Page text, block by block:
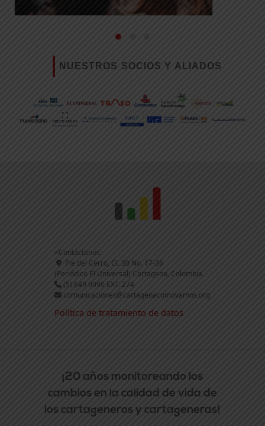
NUESTROS SOCIOS Y ALIADOS
>Contáctanos:
Pie del Cerro, Cl. 30 No. 17-36
(Periódico El Universal) Cartagena, Colombia.
(5) 649 9090 EXT. 274
comunicaciones@cartagenacomovamos.org
Política de tratamiento de datos
¡20 años monitoreando los
cambios en la calidad de vida de
los cartageneros y cartageneras!